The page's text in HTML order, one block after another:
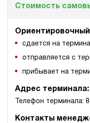
Стоимость
Ориентировочный
сдается на
отправляется с
прибывает на
Адрес терминала:
Телефон терминала:
Контакты